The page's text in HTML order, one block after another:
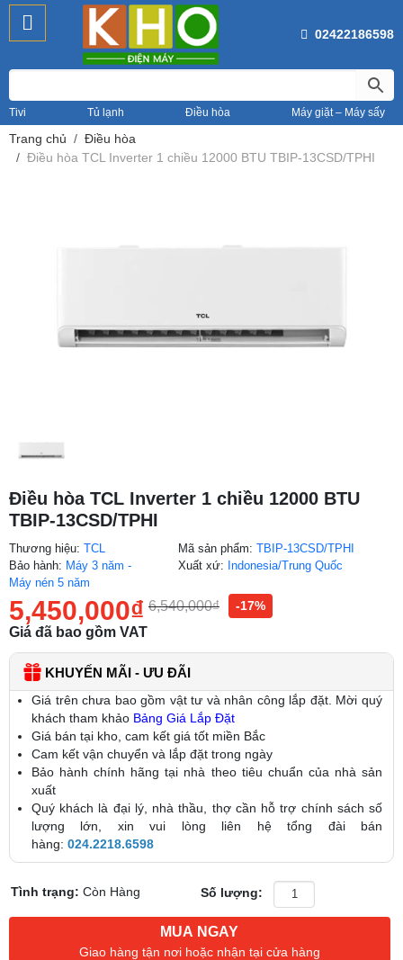
02422186598
Tivi Tủ lạnh Điều hòa Máy giặt – Máy sấy
Trang chủ
Điều hòa
Điều hòa TCL Inverter 1 chiều 12000 BTU TBIP-13CSD/TPHI
Điều hòa TCL Inverter 1 chiều 12000 BTU
TBIP-13CSD/TPHI
Thương hiệu: TCL
Bảo hành: Máy 3 năm -
Máy nén 5 năm
Mã sản phẩm:TBIP-13CSD/TPHI
Xuất xứ: Indonesia/Trung Quốc
5,450,000₫ 6,540,000₫ -17%
Giá đã bao gồm VAT
KHUYẾN MÃI - ƯU ĐÃI
Giá trên chưa bao gồm vật tư và nhân công lắp đặt. Mời quý
khách tham khảo Bảng Giá Lắp Đặt
Giá bán tại kho, cam kết giá tốt miền Bắc
Cam kết vận chuyển và lắp đặt trong ngày
Bảo hành chính hãng tại nhà theo tiêu chuẩn của nhà sản
xuất
Quý khách là đại lý, nhà thầu, thợ cần hỗ trợ chính sách số
lượng lớn, xin vui lòng liên hệ tổng đài bán
hàng: 024.2218.6598
Tình trạng:Còn Hàng Số lượng:
MUA NGAY
Giao hàng tận nơi hoặc nhận tại cửa hàng